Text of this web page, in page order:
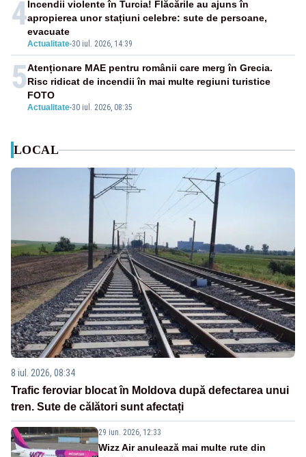
4
Actualitate-30 iul. 2026, 14:39
Incendii violente în Turcia! Flăcările au ajuns în
apropierea unor stațiuni celebre: sute de persoane,
evacuate
5
Actualitate-30 iul. 2026, 08:35
Atenționare MAE pentru românii care merg în Grecia.
Risc ridicat de incendii în mai multe regiuni turistice
FOTO
LOCAL
8 iul. 2026, 08:34
Trafic feroviar blocat în Moldova după defectarea unui
tren. Sute de călători sunt afectați
29 iun. 2026, 12:33
Wizz Air anulează mai multe rute din